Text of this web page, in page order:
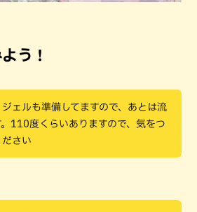
う！
ジェルも準備してますので、あとは流
。110度くらいありますので、気をつ
ださい